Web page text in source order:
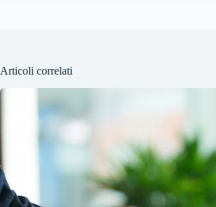
Articoli correlati